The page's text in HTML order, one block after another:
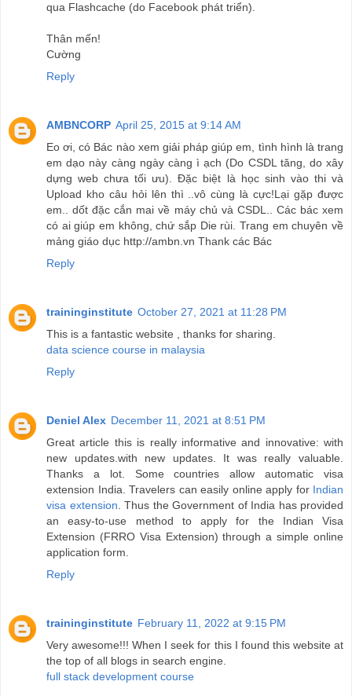
qua Flashcache (do Facebook phát triển).
Thân mến!
Cường
Reply
AMBNCORP April 25, 2015 at 9:14 AM
Eo ơi, có Bác nào xem giải pháp giúp em, tình hình là trang
em dạo này càng ngày càng ì ạch (Do CSDL tăng, do xây
dựng web chưa tối ưu). Đặc biệt là học sinh vào thi và
Upload kho câu hỏi lên thì ..vô cùng là cực!Lại gặp được
em.. dốt đặc cắn mai về máy chủ và CSDL.. Các bác xem
có ai giúp em không, chứ sắp Die rùi. Trang em chuyên về
mảng giáo dục http://ambn.vn Thank các Bác
Reply
traininginstitute October 27, 2021 at 11:28 PM
This is a fantastic website , thanks for sharing.
data science course in malaysia
Reply
Deniel Alex December 11, 2021 at 8:51 PM
Great article this is really informative and innovative: with
new updates.with new updates. It was really valuable.
Thanks a lot. Some countries allow automatic visa
extension India. Travelers can easily online apply for Indian
visa extension . Thus the Government of India has provided
an easy-to-use method to apply for the Indian Visa
Extension (FRRO Visa Extension) through a simple online
application form.
Reply
traininginstitute February 11, 2022 at 9:15 PM
Very awesome!!! When I seek for this I found this website at
the top of all blogs in search engine.
full stack development course